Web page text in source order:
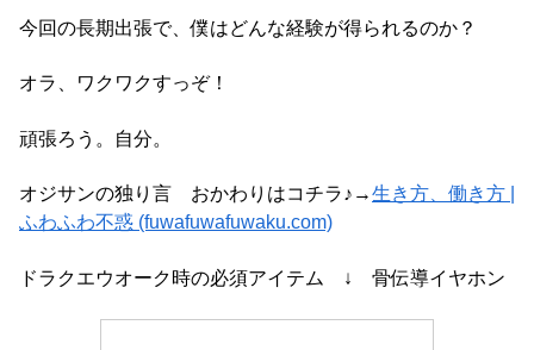
今回の長期出張で、僕はどんな経験が得られるのか？
オラ、ワクワクすっぞ！
頑張ろう。自分。
オジサンの独り言 おかわりはコチラ♪→生き方、働き方 |
ふわふわ不惑 (fuwafuwafuwaku.com)
ドラクエウオーク時の必須アイテム ↓ 骨伝導イヤホン